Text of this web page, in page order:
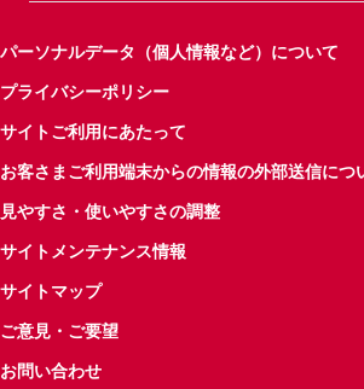
パーソナルデータ（個人情報など）について
プライバシーポリシー
サイトご利用にあたって
お客さまご利用端末からの情報の外部送信につ
見やすさ・使いやすさの調整
サイトメンテナンス情報
サイトマップ
ご意見・ご要望
お問い合わせ